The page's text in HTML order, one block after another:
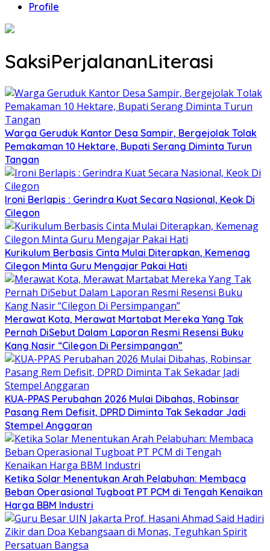
Profile
SaksiPerjalananLiterasi
Warga Geruduk Kantor Desa Sampir, Bergejolak Tolak
Pemakaman 10 Hektare, Bupati Serang Diminta Turun
Tangan
Ironi Berlapis : Gerindra Kuat Secara Nasional, Keok Di
Cilegon
Kurikulum Berbasis Cinta Mulai Diterapkan, Kemenag
Cilegon Minta Guru Mengajar Pakai Hati
Merawat Kota, Merawat Martabat Mereka Yang Tak
Pernah DiSebut Dalam Laporan Resmi Resensi Buku
Kang Nasir “Cilegon Di Persimpangan”
KUA-PPAS Perubahan 2026 Mulai Dibahas, Robinsar
Pasang Rem Defisit, DPRD Diminta Tak Sekadar Jadi
Stempel Anggaran
Ketika Solar Menentukan Arah Pelabuhan: Membaca
Beban Operasional Tugboat PT PCM di Tengah Kenaikan
Harga BBM Industri